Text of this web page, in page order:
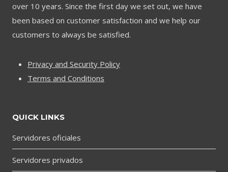
over 10 years. Since the first day we set out, we have
been based on customer satisfaction and we help our
customers to always be satisfied.
Privacy and Security Policy
Terms and Conditions
QUICK LINKS
Servidores oficiales
Servidores privados